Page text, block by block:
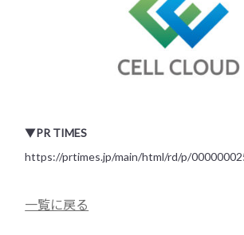
▼PR TIMES
https://prtimes.jp/main/html/rd/p/
一覧に戻る